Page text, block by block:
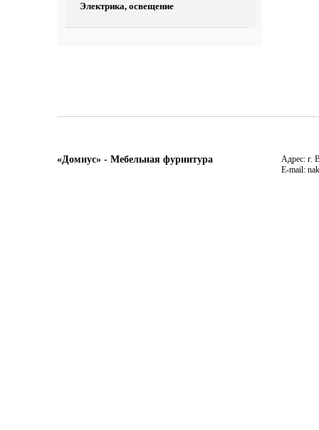
Электрика, освещение
«Домиус» - Мебельная фурнитура
Адрес: г.
E-mail: